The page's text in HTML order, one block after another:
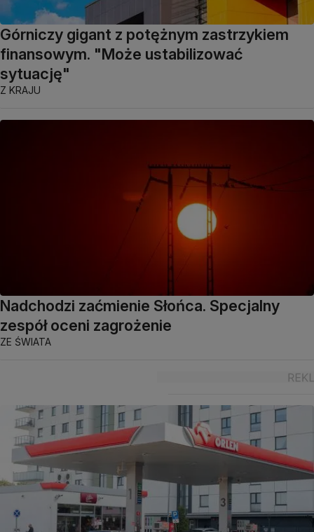
Górniczy gigant z potężnym zastrzykiem
finansowym. "Może ustabilizować
sytuację"
Z KRAJU
Nadchodzi zaćmienie Słońca. Specjalny
zespół oceni zagrożenie
ZE ŚWIATA